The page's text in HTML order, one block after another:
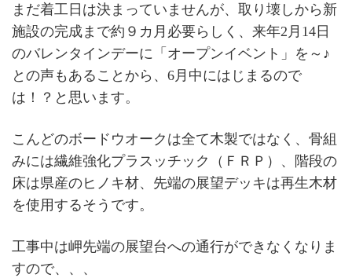
まだ着工日は決まっていませんが、取り壊しから新
施設の完成まで約９カ月必要らしく、来年2月14日
のバレンタインデーに「オープンイベント」を～♪
との声もあることから、6月中にはじまるので
は！？と思います。
こんどのボードウオークは全て木製ではなく、骨組
みには繊維強化プラスッチック（ＦＲＰ）、階段の
床は県産のヒノキ材、先端の展望デッキは再生木材
を使用するそうです。
工事中は岬先端の展望台への通行ができなくなりま
すので、、、